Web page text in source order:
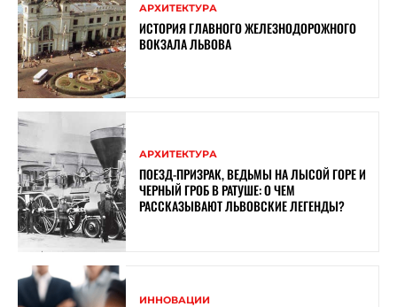
АРХИТЕКТУРА
ИСТОРИЯ ГЛАВНОГО ЖЕЛЕЗНОДОРОЖНОГО
ВОКЗАЛА ЛЬВОВА
АРХИТЕКТУРА
ПОЕЗД-ПРИЗРАК, ВЕДЬМЫ НА ЛЫСОЙ ГОРЕ И
ЧЕРНЫЙ ГРОБ В РАТУШЕ: О ЧЕМ
РАССКАЗЫВАЮТ ЛЬВОВСКИЕ ЛЕГЕНДЫ?
ИННОВАЦИИ